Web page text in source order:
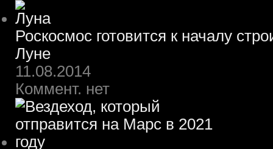
Роскосмос готовится к началу
Луне
11.08.2014
Коммент. нет